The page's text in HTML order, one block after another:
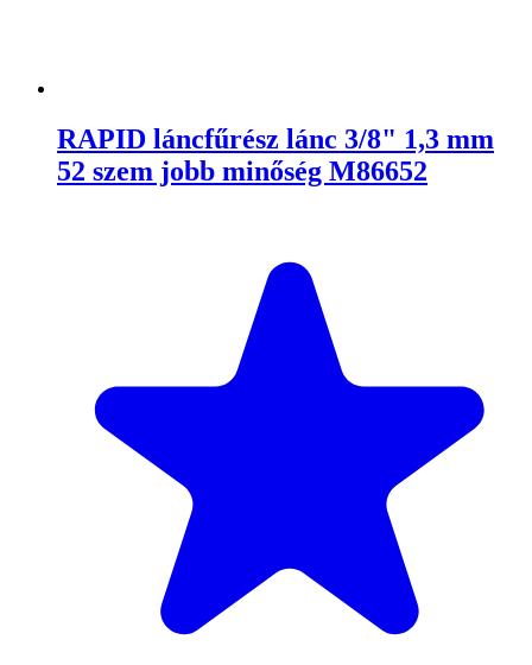
RAPID láncfűrész lánc 3/8" 1,3 mm
52 szem jobb minőség M86652